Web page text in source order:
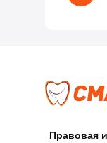
Правовая